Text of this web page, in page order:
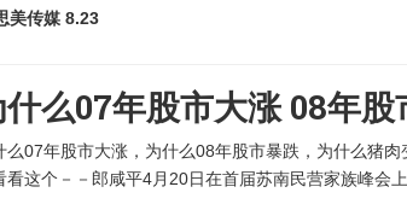
美传媒 8.23
什么07年股市大涨 08年股
么07年股市大涨，为什么08年股市暴跌，为什么猪
看这个－－郎咸平4月20日在首届苏南民营家族峰会